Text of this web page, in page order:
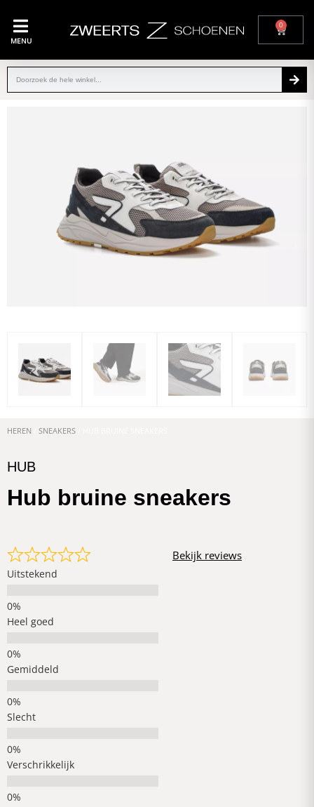
MENU
0
HEREN SNEAKERS
HUB
Hub bruine sneakers
Uitstekend
Heel goed
Gemiddeld
Slecht
Verschrikkelijk
Bekijk reviews